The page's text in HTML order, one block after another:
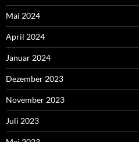
Mai 2024
April 2024
Januar 2024
Dezember 2023
November 2023
Juli 2023